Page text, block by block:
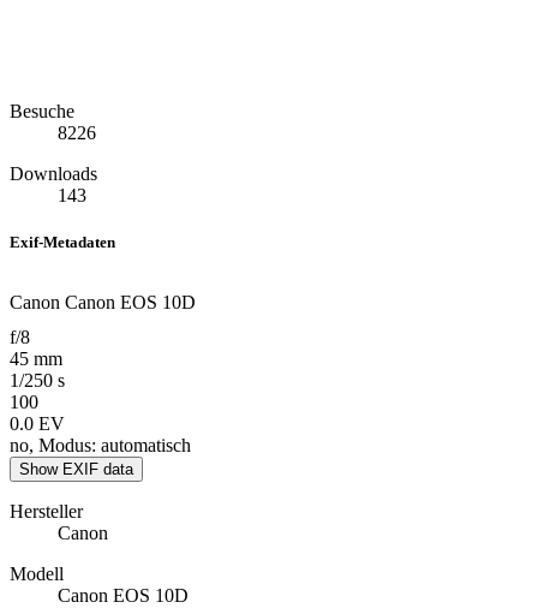
Besuche
8226
Downloads
143
Exif-Metadaten
Canon Canon EOS 10D
f/8
45 mm
1/250 s
100
0.0 EV
no, Modus: automatisch
Show EXIF data
Hersteller
Canon
Modell
Canon EOS 10D